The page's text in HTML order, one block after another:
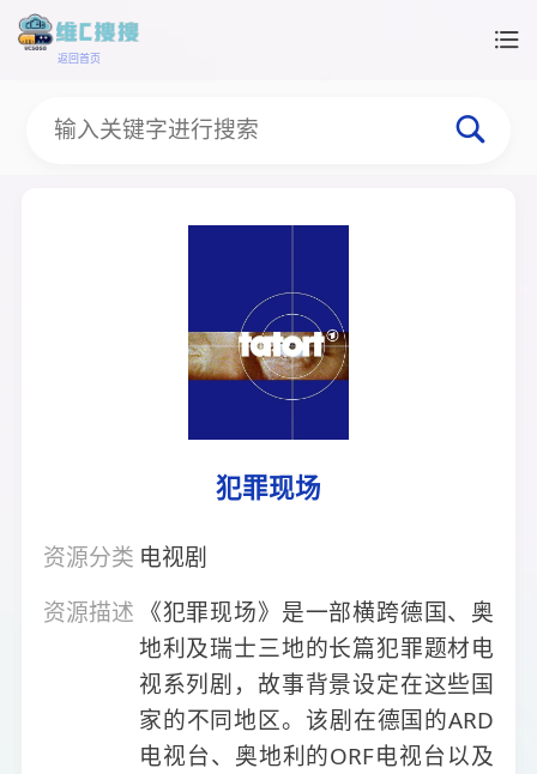
返回首页
犯罪现场
资源分类 电视剧
资源描述 《犯罪现场》是一部横跨德国、奥
地利及瑞士三地的长篇犯罪题材电
视系列剧，故事背景设定在这些国
家的不同地区。该剧在德国的ARD
电视台、奥地利的ORF电视台以及